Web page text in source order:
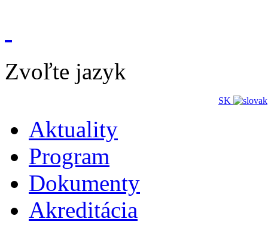
Zvoľte jazyk
SK
Aktuality
Program
Dokumenty
Akreditácia